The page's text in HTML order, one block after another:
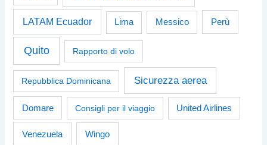
LATAM Ecuador Lima Messico Perù
Quito Rapporto di volo
Repubblica Dominicana Sicurezza aerea
Domare Consigli per il viaggio United Airlines
Venezuela Wingo